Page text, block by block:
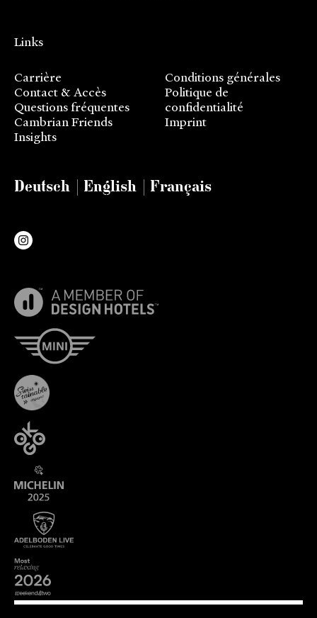
Links
Carrière
Contact & Accès
Questions fréquentes
Cambrian Friends
Insights
Conditions générales
Politique de
confidentialité
Imprint
Deutsch English Français